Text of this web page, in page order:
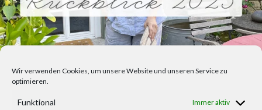
Wir verwenden Cookies, um unsere Website und unseren Service zu
optimieren.
Funktional Immer aktiv